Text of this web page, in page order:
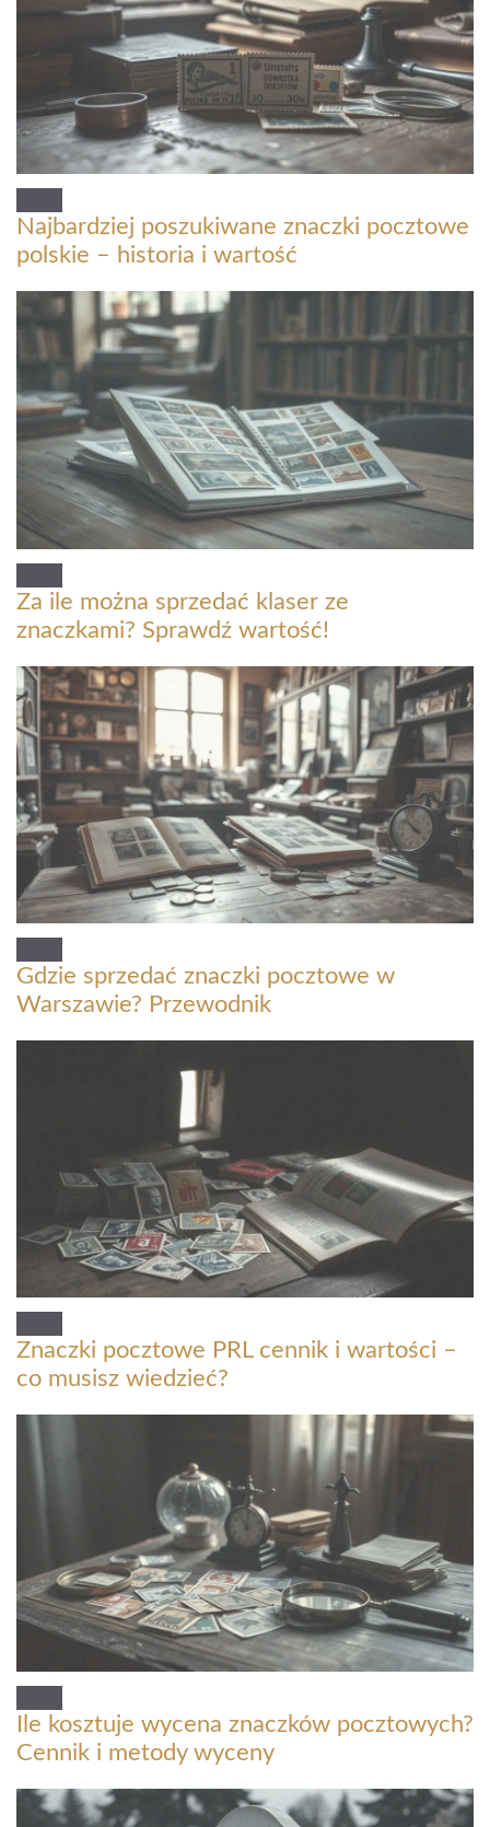
Najbardziej poszukiwane znaczki pocztowe
polskie – historia i wartość
Za ile można sprzedać klaser ze
znaczkami? Sprawdź wartość!
Gdzie sprzedać znaczki pocztowe w
Warszawie? Przewodnik
Znaczki pocztowe PRL cennik i wartości –
co musisz wiedzieć?
Ile kosztuje wycena znaczków pocztowych?
Cennik i metody wyceny